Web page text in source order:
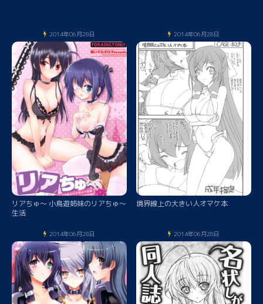
2014年06月28日
リアちゅ～ 小鳥遊姉妹のリアちゅ～
生活
2014年06月28日
境界線上の大きい人オマケ本
2014年06月28日 2014年06月28日